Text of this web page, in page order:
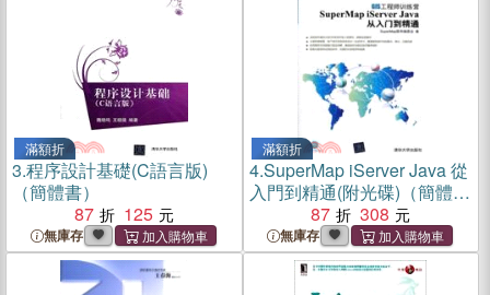
滿額折
3.程序設計基礎(C語言版)
（簡體書）
87
125
無庫存
滿額折
4.SuperMap iServer Java 從
入門到精通(附光碟)（簡體
87 308
無庫存